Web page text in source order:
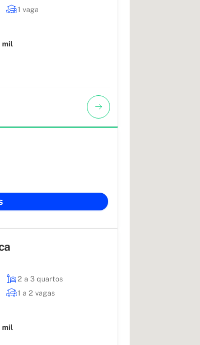
1 vaga
mil
2 a 3 quartos
1 a 2 vagas
mil